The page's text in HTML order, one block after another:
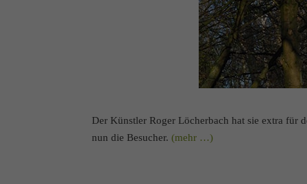
Der Künstler Roger Löcherbach hat sie extra für
nun die Besucher.(mehr …)